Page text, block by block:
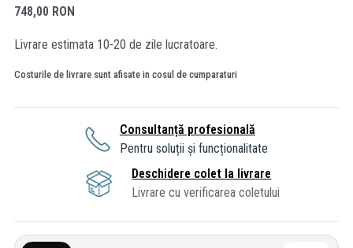
748,00 RON
Livrare estimata 10-20 de zile lucratoare.
Costurile de livrare sunt afisate in cosul de cumparaturi
Consultanță profesională
Pentru soluții și funcționalitate
Deschidere colet la livrare
Livrare cu verificarea coletului